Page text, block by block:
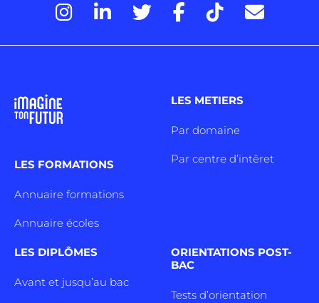
LES FORMATIONS
Annuaire formations
Annuaire écoles
LES METIERS
Par domaine
Par centre d’intêret
LES DIPLÔMES
Avant et jusqu’au bac
ORIENTATIONS POST-
BAC
Tests d’orientation